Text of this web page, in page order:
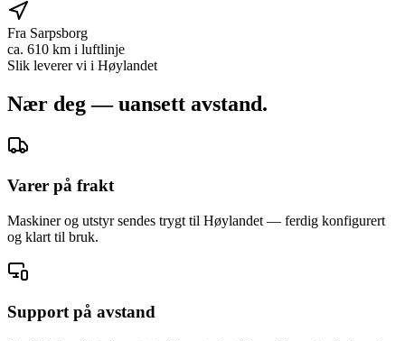
Fra Sarpsborg
ca. 610 km i luftlinje
Slik leverer vi i Høylandet
Nær deg — uansett avstand.
Varer på frakt
Maskiner og utstyr sendes trygt til Høylandet — ferdig konfigurert
og klart til bruk.
Support på avstand